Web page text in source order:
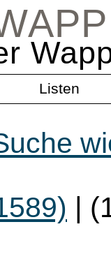
Listen
|